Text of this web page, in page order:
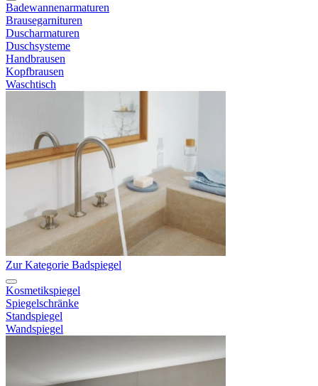
Badewannenarmaturen
Brausegarnituren
Duscharmaturen
Duschsysteme
Handbrausen
Kopfbrausen
Waschtisch
Zur Kategorie Badspiegel
Kosmetikspiegel
Spiegelschränke
Standspiegel
Wandspiegel